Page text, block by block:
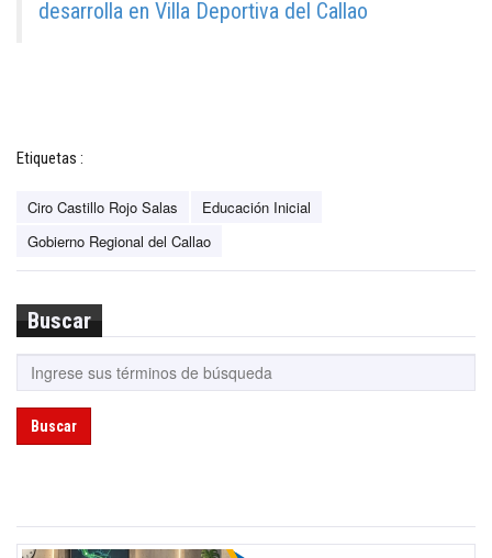
desarrolla en Villa Deportiva del Callao
Etiquetas :
Ciro Castillo Rojo Salas
Educación Inicial
Gobierno Regional del Callao
Buscar
Buscar